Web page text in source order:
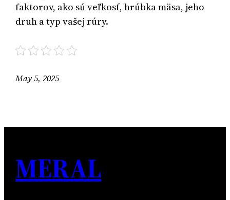
faktorov, ako sú veľkosť, hrúbka mäsa, jeho
druh a typ vašej rúry.
May 5, 2025
MERAL